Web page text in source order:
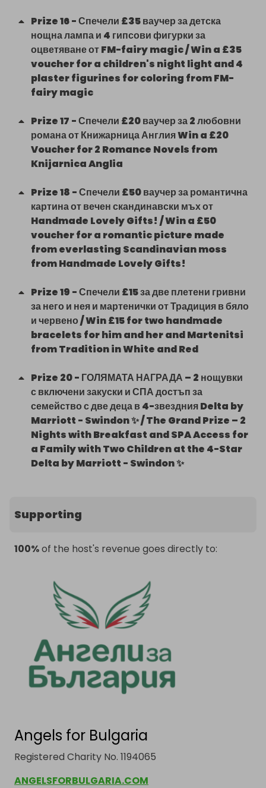
Prize16-Спечели £35 ваучер за детска
нощна лампа и 4 гипсови фигурки за
оцветяване от FM-fairy magic / Win a £35
voucher for a children's night light and 4
plaster figurines for coloring from FM-
fairy magic
Prize17 -Спечели £20 ваучер за 2 любовни
романа от Книжарница Англия Win a £20
Voucher for 2 Romance Novels from
Knijarnica Anglia
Prize18 -Спечели £50 ваучер за романтична
картина от вечен скандинавски мъх от
Handmade Lovely Gifts! / Win a £50
voucher for a romantic picture made
from everlasting Scandinavian moss
from Handmade Lovely Gifts!
Prize19 -Спечели £15 за две плетени гривни
за него и нея и мартенички от Традиция в бяло
и червено / Win £15 for two handmade
bracelets for him and her and Martenitsi
from Tradition in White and Red
Prize 20- ГОЛЯМАТА НАГРАДА – 2 нощувки
с включени закуски и СПА достъп за
семейство с две деца в 4-звездния Delta by
Marriott - Swindon ✨ / The Grand Prize – 2
Nights with Breakfast and SPA Access for
a Family with Two Children at the 4-Star
Delta by Marriott - Swindon ✨
Supporting
100%of the host's revenue goes directly to:
Angels for Bulgaria
Registered Charity No. 1194065
ANGELSFORBULGARIA.COM